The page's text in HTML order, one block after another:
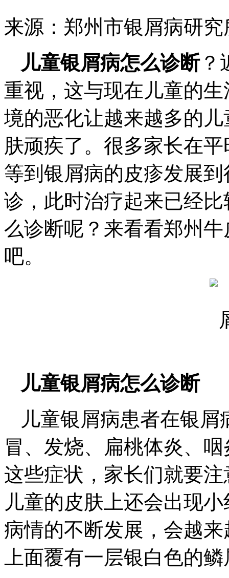
来源：郑州市银屑病研
儿童银屑病怎么诊断？
重视，这与现在儿童的
境的恶化让越来越多的
肤顽疾了。很多家长在
等到银屑病的皮疹发展
诊，此时治疗起来已经
么诊断呢？来看看郑州
吧。
儿童银屑病怎么诊断
儿童银屑病患者在银
冒、发烧、扁桃体炎、
这些症状，家长们就要
儿童的皮肤上还会出现
病情的不断发展，会越
上面覆有一层银白色的